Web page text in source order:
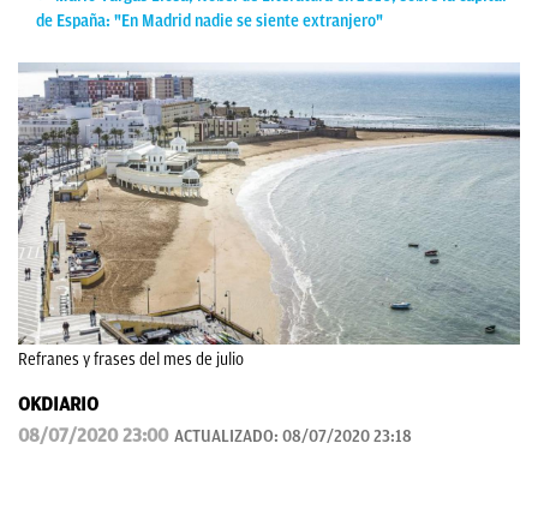
de España: "En Madrid nadie se siente extranjero"
Refranes y frases del mes de julio
OKDIARIO
08/07/2020 23:00 ACTUALIZADO: 08/07/2020 23:18